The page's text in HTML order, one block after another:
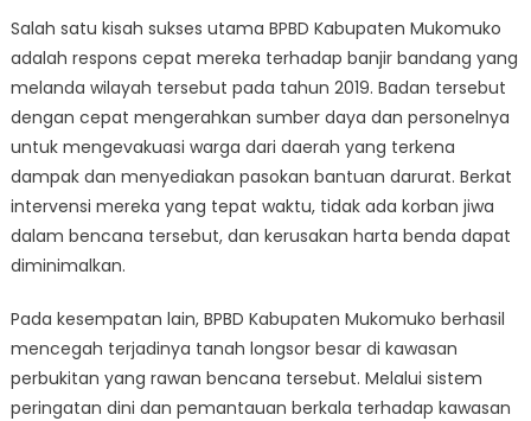
Salah satu kisah sukses utama BPBD Kabupaten Mukomuko
adalah respons cepat mereka terhadap banjir bandang yang
melanda wilayah tersebut pada tahun 2019. Badan tersebut
dengan cepat mengerahkan sumber daya dan personelnya
untuk mengevakuasi warga dari daerah yang terkena
dampak dan menyediakan pasokan bantuan darurat. Berkat
intervensi mereka yang tepat waktu, tidak ada korban jiwa
dalam bencana tersebut, dan kerusakan harta benda dapat
diminimalkan.
Pada kesempatan lain, BPBD Kabupaten Mukomuko berhasil
mencegah terjadinya tanah longsor besar di kawasan
perbukitan yang rawan bencana tersebut. Melalui sistem
peringatan dini dan pemantauan berkala terhadap kawasan